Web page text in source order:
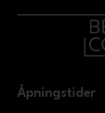
Åpningstider